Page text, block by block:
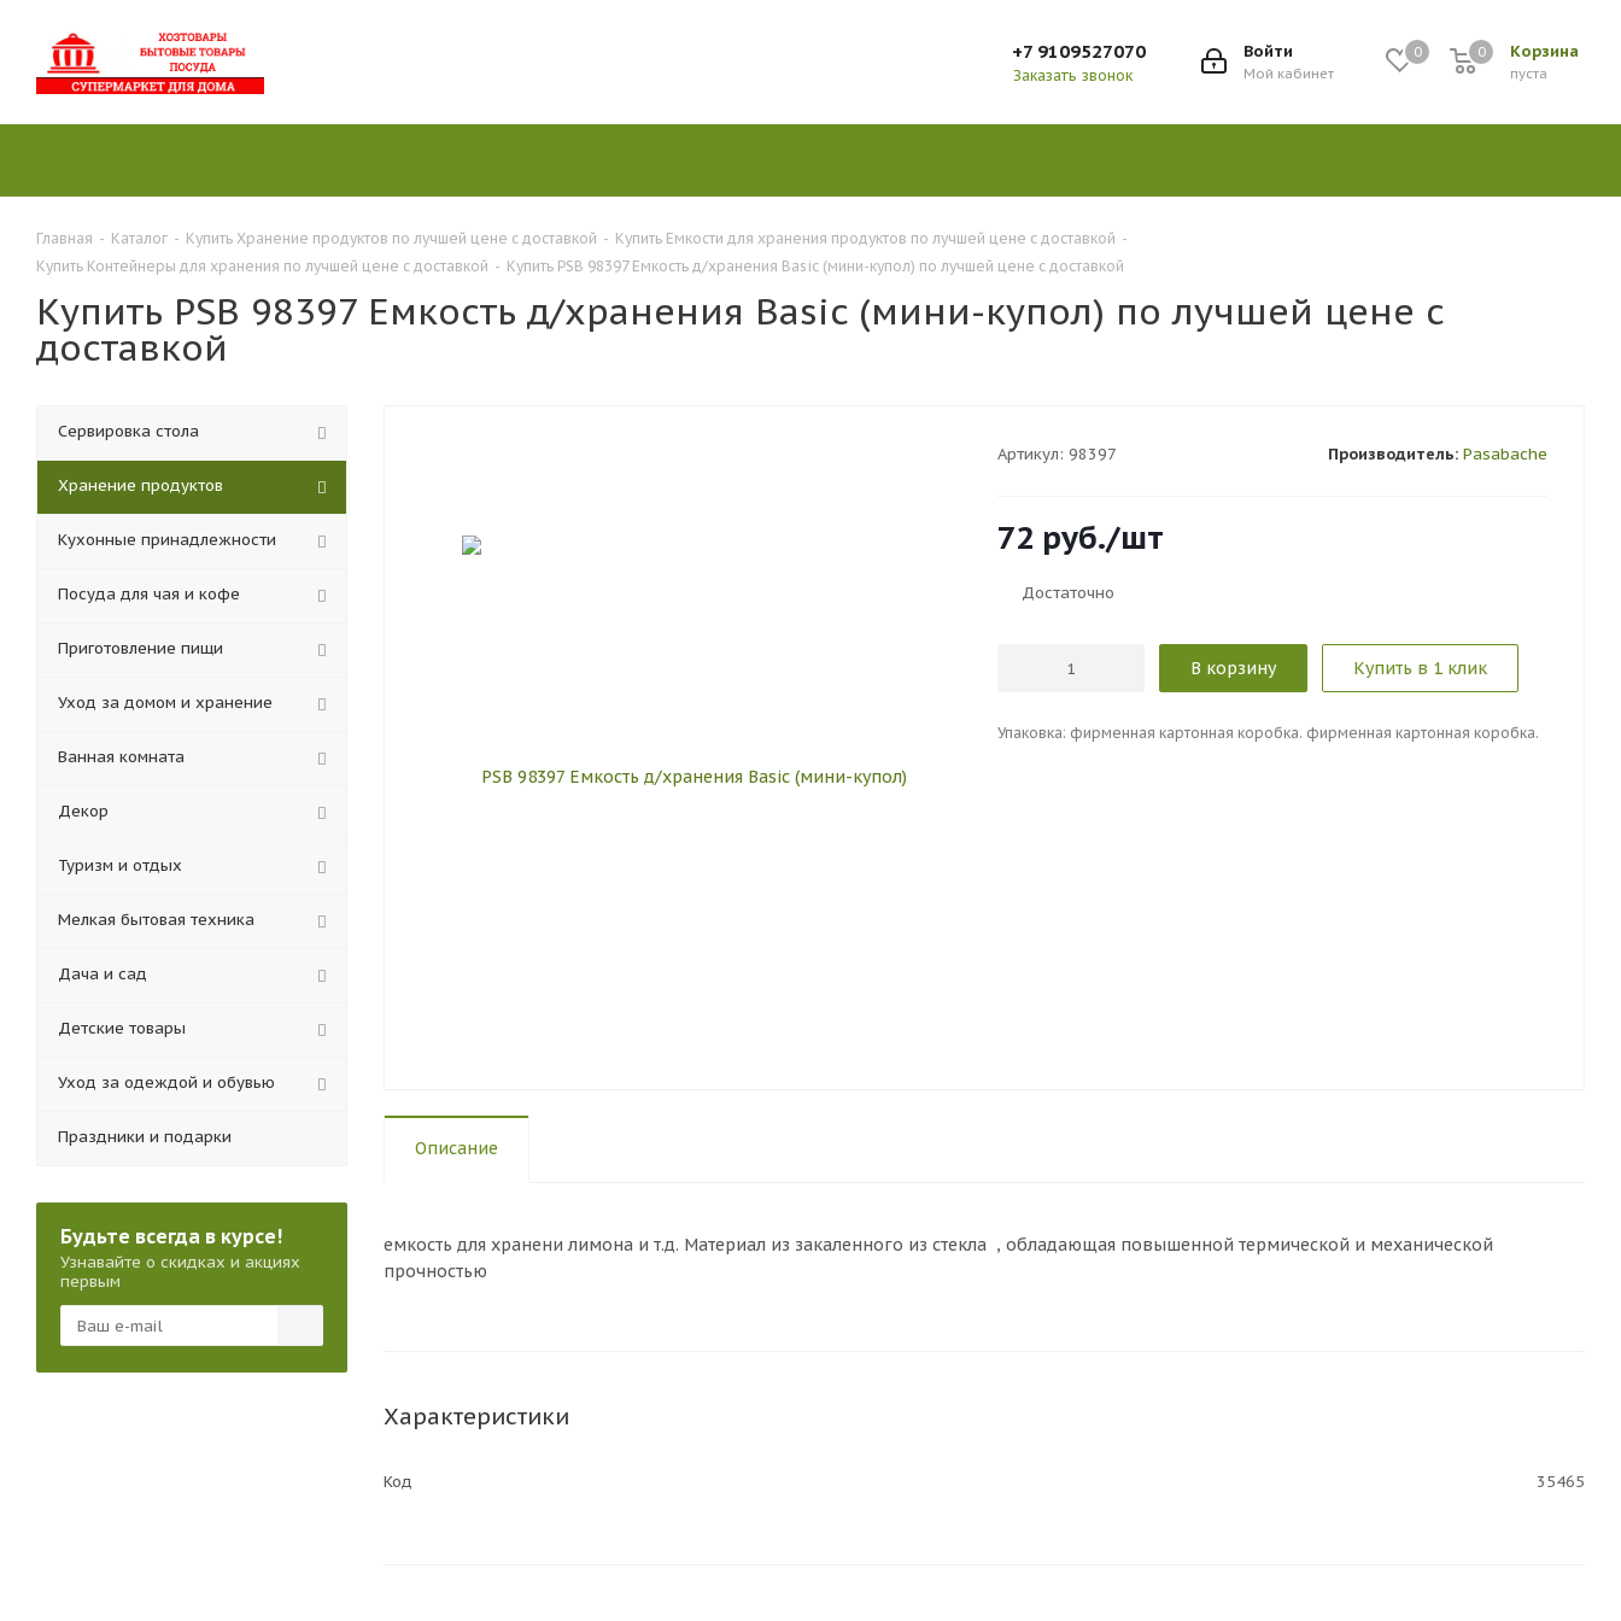
0 Корзина
пуста
0
Войти
Мой кабинет
+7 9109527070
Заказать звонок
Главная - Каталог - Купить Хранение продуктов по лучшей цене с доставкой - Купить Емкости для хранения продуктов по лучшей цене с доставкой -
Купить Контейнеры для хранения по лучшей цене с доставкой - Купить PSB 98397 Емкость д/хранения Basic (мини-купол) по лучшей цене с доставкой
Купить PSB 98397 Емкость д/хранения Basic (мини-купол) по лучшей цене с
доставкой
Артикул: 98397 Производитель: Pasabache
72 руб./шт
Достаточно
В корзину Купить в 1 клик
Упaкoвкa: фиpмeннaя кapтoннaя кopoбкa. фиpмeннaя кapтoннaя кopoбкa.
Описание
емкость для хранени лимона и т.д. Материал из закаленного из стекла , обладающая повышенной термической и механической
прочностью
Характеристики
Код 35465
Сервировка стола
Хранение продуктов
Кухонные принадлежности
Посуда для чая и кофе
Приготовление пищи
Уход за домом и хранение
Ванная комната
Декор
Туризм и отдых
Мелкая бытовая техника
Дача и сад
Детские товары
Уход за одеждой и обувью
Праздники и подарки
Будьте всегда в курсе!
Узнавайте о скидках и акциях
первым